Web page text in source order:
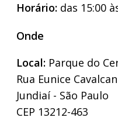
Horário: das 15:00
Onde
Local: Parque do
Rua Eunice
Jundiaí - São Paulo
CEP 13212-463